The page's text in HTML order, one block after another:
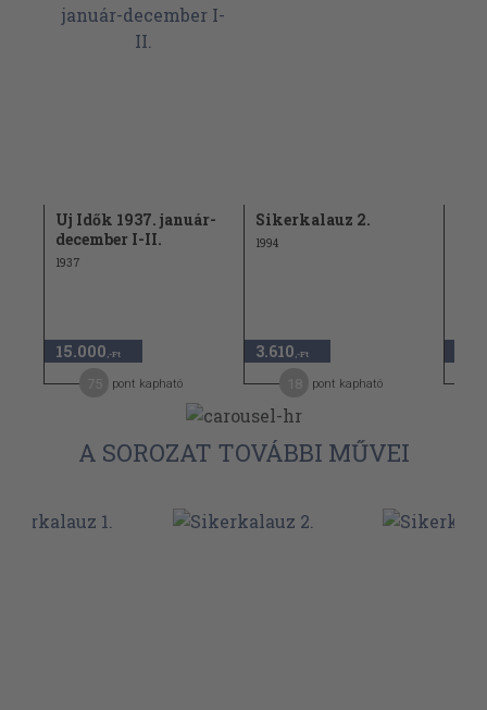
Uj Idők 1937. január-
december I-II.
1937
15.000 ,-Ft
pont kapható
Sikerkalauz 2.
1994
3.610 ,-Ft
pont kapható
A SOROZAT TOVÁBBI MŰVEI